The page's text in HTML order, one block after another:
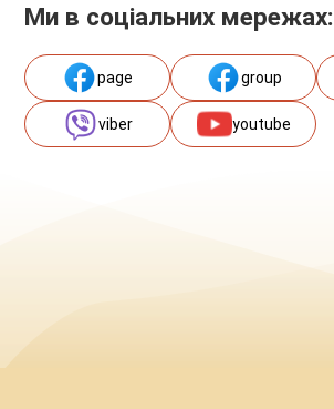
Ми в соціальних мережах:
page group
viber youtube